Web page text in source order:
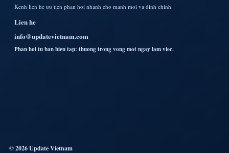
Kenh lien he uu tien phan hoi nhanh cho manh moi va dinh chinh.
Lien he
info@updatevietnam.com
Phan hoi tu ban bien tap: thuong trong vong mot ngay lam viec.
© 2026 Update Vietnam